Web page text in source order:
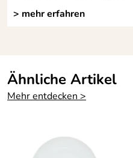
> mehr erfahren
Ähnliche Artikel
Mehr entdecken >